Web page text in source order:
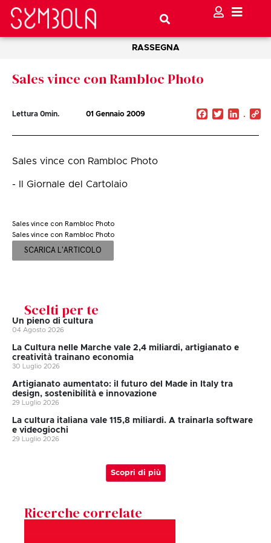
RASSEGNA
Sales vince con Rambloc Photo
Lettura 0min. 01 Gennaio 2009 Facebook
Twitter
Sales vince con Rambloc Photo
- Il Giornale del Cartolaio
Sales vince con Rambloc Photo
Sales vince con Rambloc Photo
SCARICA L'ARTICOLO
Scelti per te
Un pieno di cultura
04 Agosto 2026
La Cultura nelle Marche vale 2,4 miliardi, artigianato e
creatività trainano economia
30 Luglio 2026
Artigianato aumentato: il futuro del Made in Italy tra
design, sostenibilità e innovazione
29 Luglio 2026
La cultura italiana vale 115,8 miliardi. A trainarla software
e videogiochi
29 Luglio 2026
Scopri di più
Ricerche correlate